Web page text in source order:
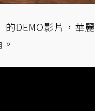
DEMO影片，華